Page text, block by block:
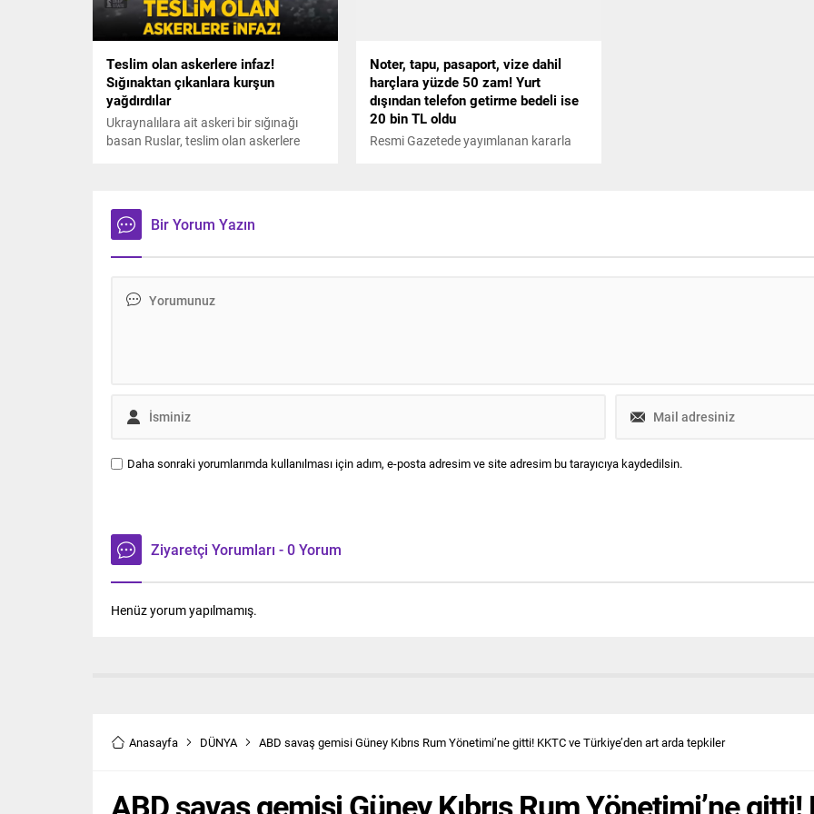
olmadan esirleri geri alamayacaklar
Teslim olan askerlere infaz!
Sığınaktan çıkanlara kurşun
yağdırdılar
Ukraynalılara ait askeri bir sığınağı
basan Ruslar, teslim olan askerlere
Noter, tapu, pasaport, vize dahil
harçlara yüzde 50 zam! Yurt
dışından telefon getirme bedeli ise
20 bin TL oldu
Resmi Gazetede yayımlanan kararla
Bir Yorum Yazın
Daha sonraki yorumlarımda kullanılması için adım, e-posta adresim ve site adresim bu tarayıcıya kaydedilsin.
Ziyaretçi Yorumları - 0 Yorum
Henüz yorum yapılmamış.
Anasayfa DÜNYA ABD savaş gemisi Güney Kıbrıs Rum Yönetimi’ne gitti! KKTC ve Türkiye’den art arda tepkiler
ABD savaş gemisi Güney Kıbrıs Rum Yönetimi’ne